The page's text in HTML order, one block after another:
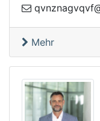
zbp.frpebs-
q
Mehr